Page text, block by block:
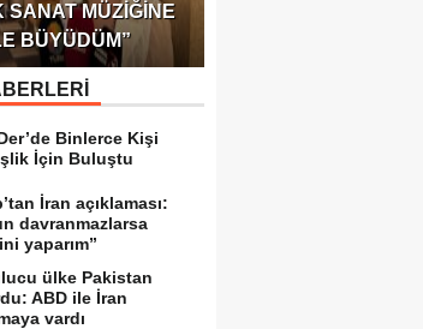
SANAT MÜZIĞINE
BÜYÜDÜM”
Binlerce Kişi
İçin Buluştu
İran açıklaması:
davranmazlarsa
yaparım”
ülke Pakistan
ABD ile İran
vardı